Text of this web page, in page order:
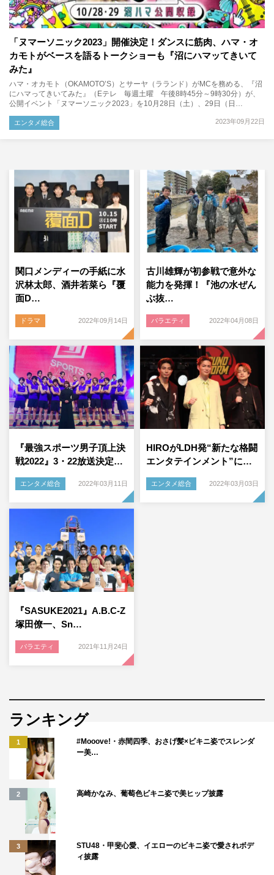
「ヌマーソニック2023」開催決定！ダンスに筋肉、ハマ・オ
カモトがベースを語るトークショーも『沼にハマッてきいて
みた』
ハマ・オカモト（OKAMOTO’S）とサーヤ（ラランド）がMCを務める、『沼
にハマってきいてみた』（Eテレ 毎週土曜 午後8時45分～9時30分）が、
公開イベント「ヌマーソニック2023」を10月28日（土）、29日（日…
2023年09月22日
エンタメ総合
関口メンディーの手紙に水
沢林太郎、酒井若菜ら『覆
面D…
ドラマ 2022年09月14日
古川雄輝が初参戦で意外な
能力を発揮！『池の水ぜん
ぶ抜…
バラエティ 2022年04月08日
『最強スポーツ男子頂上決
戦2022』3・22放送決定…
エンタメ総合 2022年03月11日
HIROがLDH発“新たな格闘
エンタテインメント”に…
エンタメ総合 2022年03月03日
『SASUKE2021』A.B.C-Z
塚田僚一、Sn…
バラエティ 2021年11月24日
ランキング
1
#Mooove!・赤間四季、おさげ髪×ビキニ姿でスレンダ
ー美…
2 高崎かなみ、葡萄色ビキニ姿で美ヒップ披露
3
STU48・甲斐心愛、イエローのビキニ姿で愛されボデ
ィ披露